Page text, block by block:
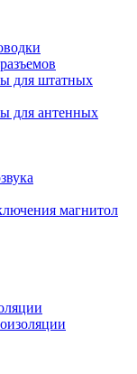
для штатных
для антенных
магнитол